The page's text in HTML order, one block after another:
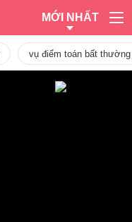
MỚI NHẤT
vụ điểm toán bất